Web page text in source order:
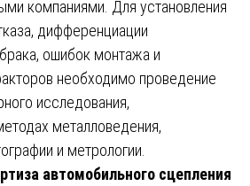
компаниями. Для установления
дифференциации
ошибок монтажа и
необходимо проведение
исследования,
металловедения,
и метрологии.
автомобильного сцепления